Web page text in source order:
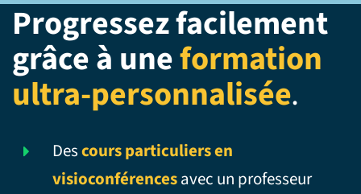
Progressez facilement
grâce à uneformation
ultra-personnalisée.
Descours particuliers en
visioconférencesavec un professeur